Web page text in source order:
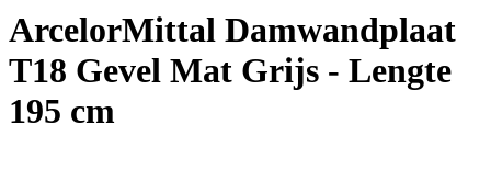
ArcelorMittal Damwandplaat
T18 Gevel Mat Grijs - Lengte
195 cm